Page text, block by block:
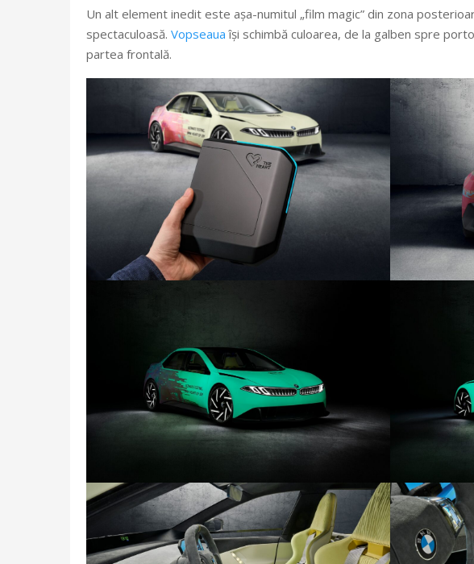
Un alt element inedit este așa-numitul „film magic” din zona
spectaculoasă. Vopseaua își schimbă culoarea, de la galben spre
partea frontală.